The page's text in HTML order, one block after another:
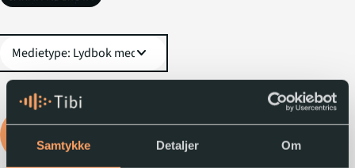
Samtykke Detaljer Om
expand_more
Logg inn for å låne
lydboka